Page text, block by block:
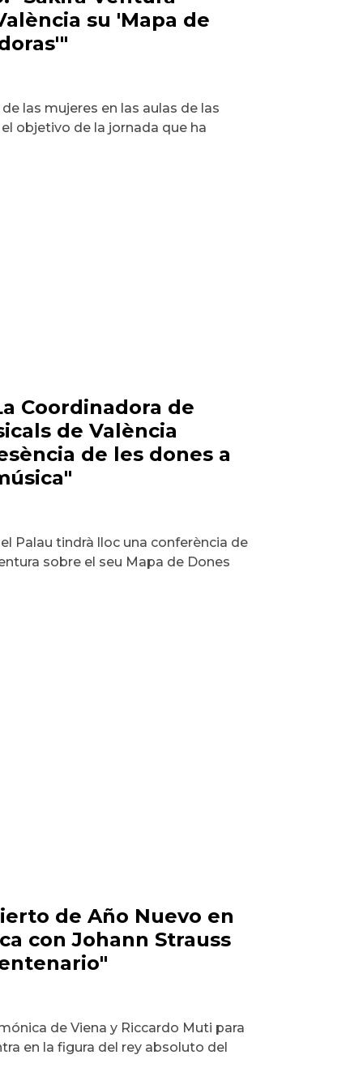
su 'Mapa de
las mujeres en las aulas de las
objetivo de la jornada que ha
Coordinadora de
de València
de les dones a
Palau tindrà lloc una conferència de
sobre el seu Mapa de Dones
de Año Nuevo en
con Johann Strauss
de Viena y Riccardo Muti para
en la figura del rey absoluto del